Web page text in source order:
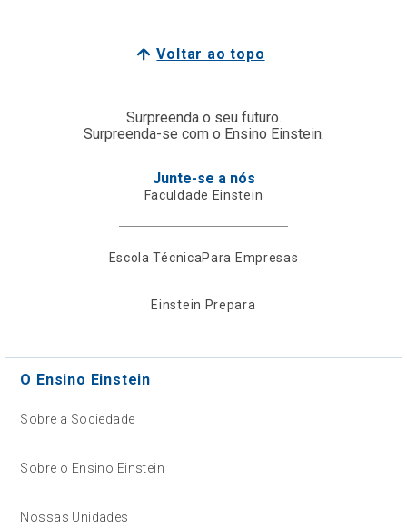
Voltar ao topo
Surpreenda o seu futuro.
Surpreenda-se com o Ensino Einstein.
Junte-se a nós
Faculdade Einstein
Escola TécnicaPara Empresas
Einstein Prepara
O Ensino Einstein
Sobre a Sociedade
Sobre o Ensino Einstein
Nossas Unidades